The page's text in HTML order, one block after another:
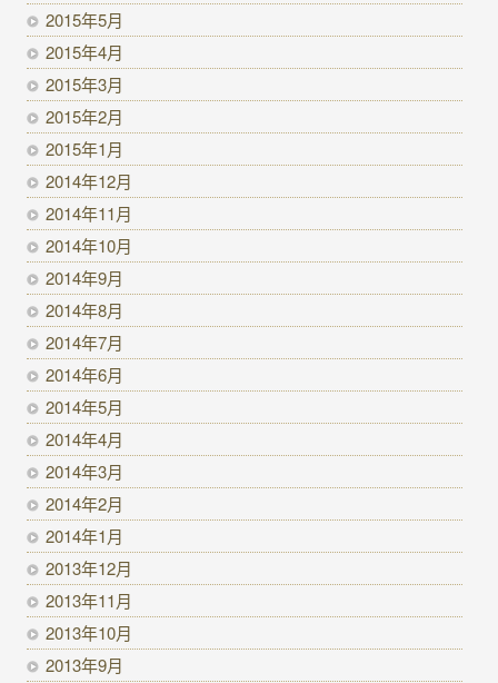
2015年5月
2015年4月
2015年3月
2015年2月
2015年1月
2014年12月
2014年11月
2014年10月
2014年9月
2014年8月
2014年7月
2014年6月
2014年5月
2014年4月
2014年3月
2014年2月
2014年1月
2013年12月
2013年11月
2013年10月
2013年9月